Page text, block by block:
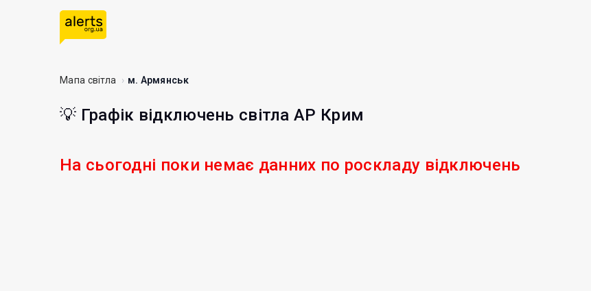
Мапа світла м. Армянськ
💡 Графік відключень світла АР Крим
На сьогодні поки немає данних по роскладу відключень